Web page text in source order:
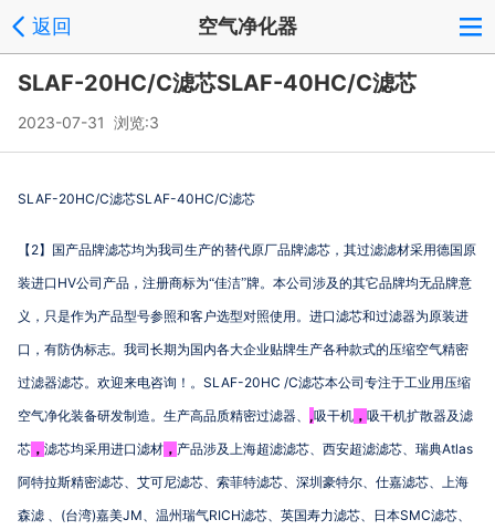
返回 空气净化器
SLAF-20HC/C滤芯SLAF-40HC/C滤芯
2023-07-31 浏览:3
SLAF-20HC/C滤芯SLAF-40HC/C滤芯
【 2】国产品牌滤芯均为我司生产的替代原厂品牌滤芯，其过滤滤材采用德国原
装进口 HV公司产品，注册商标为“佳洁”牌。本公司涉及的其它品牌均无品牌意
义，只是作为产品型号参照和客户选型对照使用。进口滤芯和过滤器为原装进
口，有防伪标志。我司长期为国内各大企业贴牌生产各种款式的压缩空气精密
过滤器滤芯。欢迎来电咨询！。 SLAF-20HC /C滤芯本公司专注于工业用压缩
空气净化装备研发制造。生产高品质精密过滤器、 ,吸干机 ， 吸干机扩散器及滤
芯 ， 滤芯均采用进口滤材 ， 产品涉及上海超滤滤芯、西安超滤滤芯、瑞典Atlas
阿特拉斯精密滤芯、艾可尼滤芯、索菲特滤芯、深圳豪特尔、仕嘉滤芯、上海
森滤 、 (台湾)嘉美JM、温州瑞气RICH滤芯、英国寿力滤芯、日本SMC滤芯、